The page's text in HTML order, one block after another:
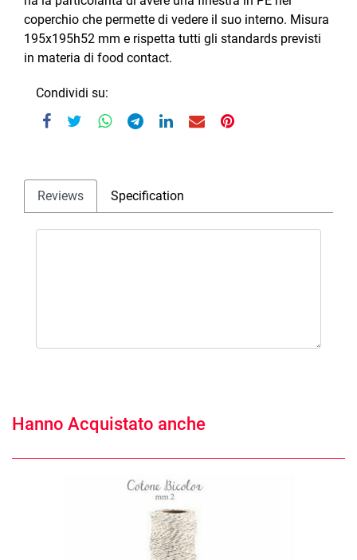
coperchio che permette di vedere il suo interno. Misura
195x195h52 mm e rispetta tutti gli standards previsti
in materia di food contact.
Condividi su:
Reviews Specification
Hanno Acquistato anche